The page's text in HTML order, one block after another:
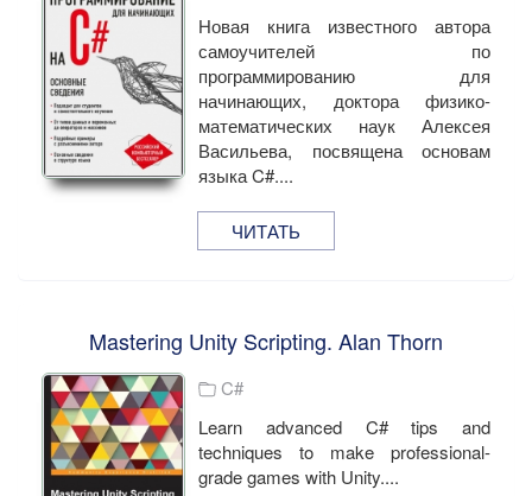
Новая книга известного автора
самоучителей по
программированию для
начинающих, доктора физико-
математических наук Алексея
Васильева, посвящена основам
языка C#....
ЧИТАТЬ
Mastering Unity Scripting. Alan Thorn
C#
Learn advanced C# tips and
techniques to make professional-
grade games with Unity....